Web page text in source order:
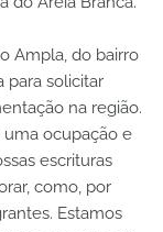
Ampla, do bairro
para solicitar
na região.
uma ocupação e
escrituras
como, por
Estamos